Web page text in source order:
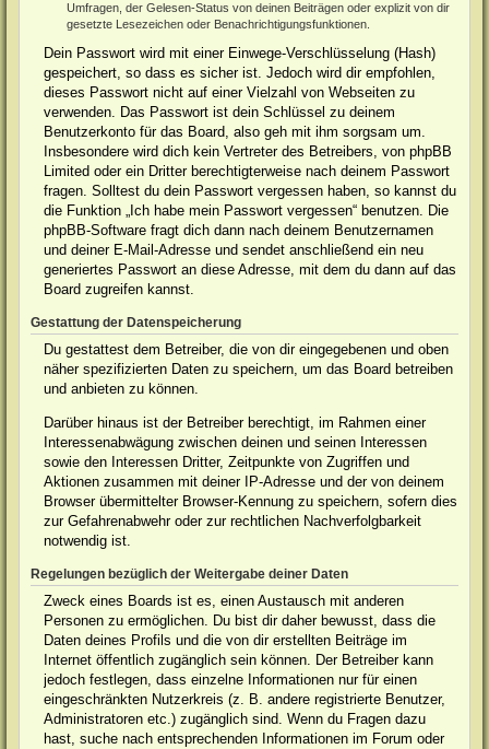
Umfragen, der Gelesen-Status von deinen Beiträgen oder explizit von dir
gesetzte Lesezeichen oder Benachrichtigungsfunktionen.
Dein Passwort wird mit einer Einwege-Verschlüsselung (Hash)
gespeichert, so dass es sicher ist. Jedoch wird dir empfohlen,
dieses Passwort nicht auf einer Vielzahl von Webseiten zu
verwenden. Das Passwort ist dein Schlüssel zu deinem
Benutzerkonto für das Board, also geh mit ihm sorgsam um.
Insbesondere wird dich kein Vertreter des Betreibers, von phpBB
Limited oder ein Dritter berechtigterweise nach deinem Passwort
fragen. Solltest du dein Passwort vergessen haben, so kannst du
die Funktion „Ich habe mein Passwort vergessen“ benutzen. Die
phpBB-Software fragt dich dann nach deinem Benutzernamen
und deiner E-Mail-Adresse und sendet anschließend ein neu
generiertes Passwort an diese Adresse, mit dem du dann auf das
Board zugreifen kannst.
Gestattung der Datenspeicherung
Du gestattest dem Betreiber, die von dir eingegebenen und oben
näher spezifizierten Daten zu speichern, um das Board betreiben
und anbieten zu können.
Darüber hinaus ist der Betreiber berechtigt, im Rahmen einer
Interessenabwägung zwischen deinen und seinen Interessen
sowie den Interessen Dritter, Zeitpunkte von Zugriffen und
Aktionen zusammen mit deiner IP-Adresse und der von deinem
Browser übermittelter Browser-Kennung zu speichern, sofern dies
zur Gefahrenabwehr oder zur rechtlichen Nachverfolgbarkeit
notwendig ist.
Regelungen bezüglich der Weitergabe deiner Daten
Zweck eines Boards ist es, einen Austausch mit anderen
Personen zu ermöglichen. Du bist dir daher bewusst, dass die
Daten deines Profils und die von dir erstellten Beiträge im
Internet öffentlich zugänglich sein können. Der Betreiber kann
jedoch festlegen, dass einzelne Informationen nur für einen
eingeschränkten Nutzerkreis (z. B. andere registrierte Benutzer,
Administratoren etc.) zugänglich sind. Wenn du Fragen dazu
hast, suche nach entsprechenden Informationen im Forum oder